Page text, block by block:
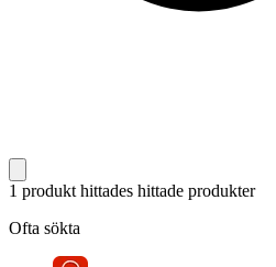
1 produkt hittades hittade produkter
Ofta sökta